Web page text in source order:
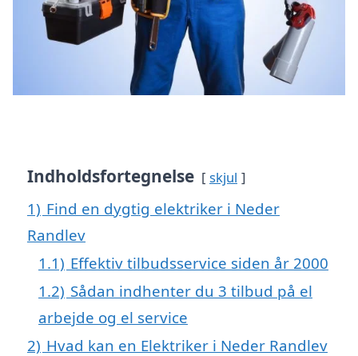
Indholdsfortegnelse skjul
1) Find en dygtig elektriker i Neder
Randlev
1.1) Effektiv tilbudsservice siden år 2000
1.2) Sådan indhenter du 3 tilbud på el
arbejde og el service
2) Hvad kan en Elektriker i Neder Randlev